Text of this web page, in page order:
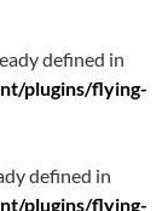
defined in
plugins/flying-
defined in
plugins/flying-